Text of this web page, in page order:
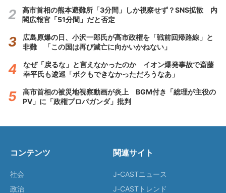
高市首相の熊本避難所「3分間」しか視察せず？SNS拡散 内
閣広報官「51分間」だと否定
広島原爆の日、小沢一郎氏が高市政権を「戦前回帰路線」と
非難 「この国は再び滅亡に向かいかねない」
なぜ「戻るな」と言えなかったのか イオン爆発事故で斎藤
幸平氏も逡巡「ボクもできなかっただろうなあ」
高市首相の被災地視察動画が炎上 BGM付き「総理が主役の
PV」に「政権プロパガンダ」批判
コンテンツ
社会
政治
関連サイト
J-CASTニュース
J-CASTトレンド